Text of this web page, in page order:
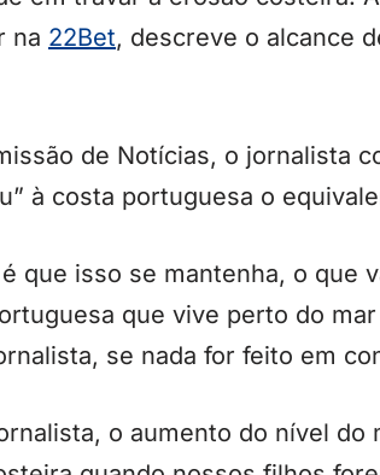
na 22Bet, descreve o alcance
de Notícias, o jornalista
à costa portuguesa o
que isso se mantenha, o que
que vive perto do
se nada for feito em
o aumento do nível